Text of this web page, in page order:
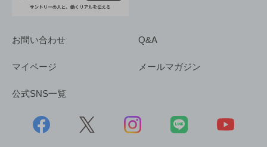
お問い合わせ Q&A
マイページ メールマガジン
公式SNS一覧